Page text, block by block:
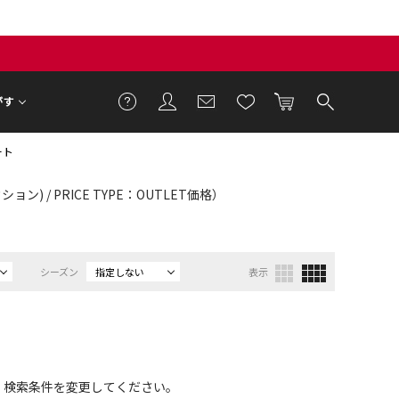
す
ョン) / PRICE TYPE：OUTLET価格）
シーズン 指定しない 表示
索条件を変更してください。